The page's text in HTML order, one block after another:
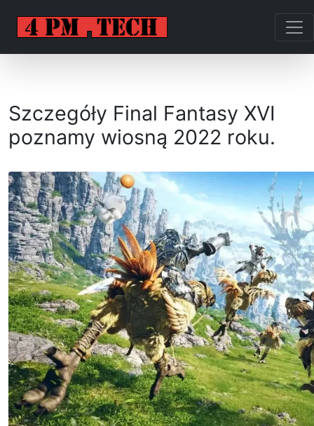
Szczegóły Final Fantasy XVI
poznamy wiosną 2022 roku.